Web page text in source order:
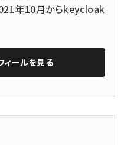
年10月からkeycloak
ィールを見る